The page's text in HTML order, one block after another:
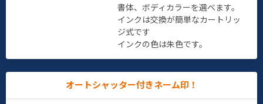
書体、ボディカラーを選べます。
インクは交換が簡単なカートリッ
ジ式です
インクの色は朱色です。
オートシャッター付きネーム印！